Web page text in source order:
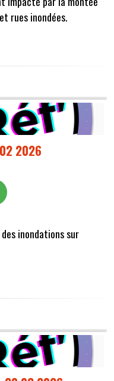
rues inondées.
2026
inondations sur